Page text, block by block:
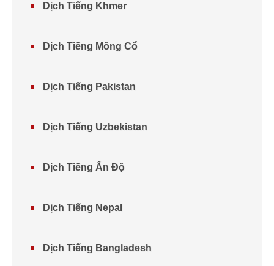
Dịch Tiếng Khmer
Dịch Tiếng Mông Cổ
Dịch Tiếng Pakistan
Dịch Tiếng Uzbekistan
Dịch Tiếng Ấn Độ
Dịch Tiếng Nepal
Dịch Tiếng Bangladesh